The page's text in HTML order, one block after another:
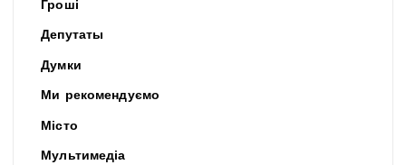
Гроші
Депутаты
Думки
Ми рекомендуємо
Місто
Мультимедіа